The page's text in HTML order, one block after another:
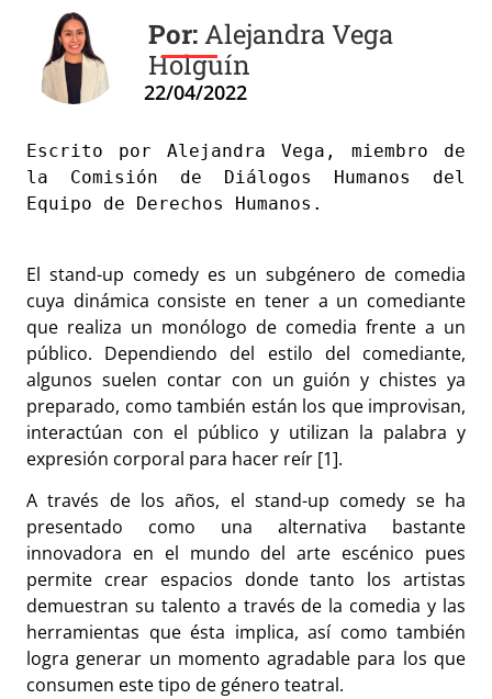
Alejandra Vega
Holguín
Escrito por Alejandra Vega, miembro de
la Comisión de Diálogos Humanos del
Equipo de Derechos Humanos.
El stand-up comedy es un subgénero de comedia
cuya dinámica consiste en tener a un comediante
que realiza un monólogo de comedia frente a un
público. Dependiendo del estilo del comediante,
algunos suelen contar con un guión y chistes ya
preparado, como también están los que improvisan,
interactúan con el público y utilizan la palabra y
expresión corporal para hacer reír [1].
A través de los años, el stand-up comedy se ha
presentado como una alternativa bastante
innovadora en el mundo del arte escénico pues
permite crear espacios donde tanto los artistas
demuestran su talento a través de la comedia y las
herramientas que ésta implica, así como también
logra generar un momento agradable para los que
consumen este tipo de género teatral.
22/04/2022